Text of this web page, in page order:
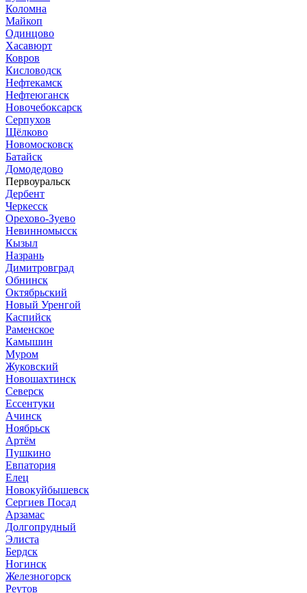
Коломна
Майкоп
Одинцово
Хасавюрт
Ковров
Кисловодск
Нефтекамск
Нефтеюганск
Новочебоксарск
Серпухов
Щёлково
Новомосковск
Батайск
Домодедово
Первоуральск
Дербент
Черкесск
Орехово-Зуево
Невинномысск
Кызыл
Назрань
Димитровград
Обнинск
Октябрьский
Новый Уренгой
Каспийск
Раменское
Камышин
Муром
Жуковский
Новошахтинск
Северск
Ессентуки
Ачинск
Ноябрьск
Артём
Пушкино
Евпатория
Елец
Новокуйбышевск
Сергиев Посад
Арзамас
Долгопрудный
Элиста
Бердск
Ногинск
Железногорск
Реутов